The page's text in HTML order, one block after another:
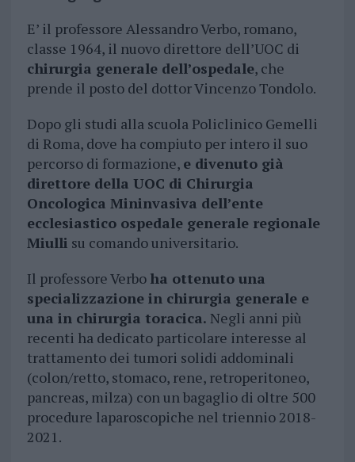
E’ il professore Alessandro Verbo, romano,
classe 1964, il nuovo direttore dell’UOC di
chirurgia generale dell’ospedale, che
prende il posto del dottor Vincenzo Tondolo.
Dopo gli studi alla scuola Policlinico Gemelli
di Roma, dove ha compiuto per intero il suo
percorso di formazione, e divenuto già
direttore della UOC di Chirurgia
Oncologica Mininvasiva dell’ente
ecclesiastico ospedale generale regionale
Miulli su comando universitario.
Il professore Verbo ha ottenuto una
specializzazione in chirurgia generale e
una in chirurgia toracica. Negli anni più
recenti ha dedicato particolare interesse al
trattamento dei tumori solidi addominali
(colon/retto, stomaco, rene, retroperitoneo,
pancreas, milza) con un bagaglio di oltre 500
procedure laparoscopiche nel triennio 2018-
2021.